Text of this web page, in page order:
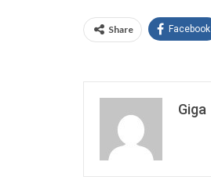
Share Facebook
Giga